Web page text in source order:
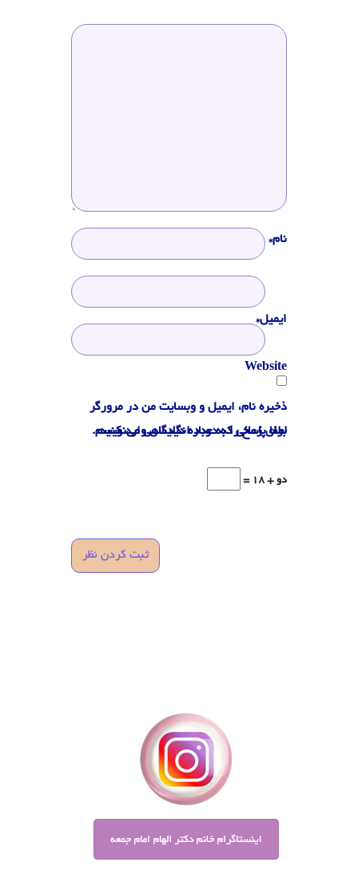
نام*
ایمیل*
Website
ذخیره نام، ایمیل و وبسایت من در مرورگر
برای زمانی که دوباره دیدگاهی می‌نویسم.
لطفا پاسخ را به عدد انگلیسی وارد کنید:
دو + 18 =